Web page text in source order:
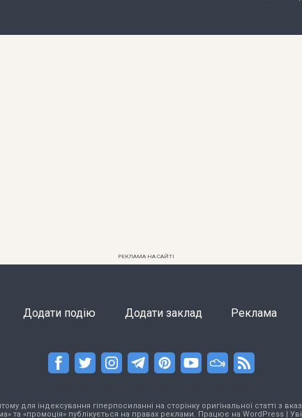
РЕКЛАМА НА САЙТІ
Додати подію Додати заклад Реклама
для індексування гіперпосиланні на сторінку оригінальної статті з
та «промоція» публікується на правах реклами. Працює на WordPress|